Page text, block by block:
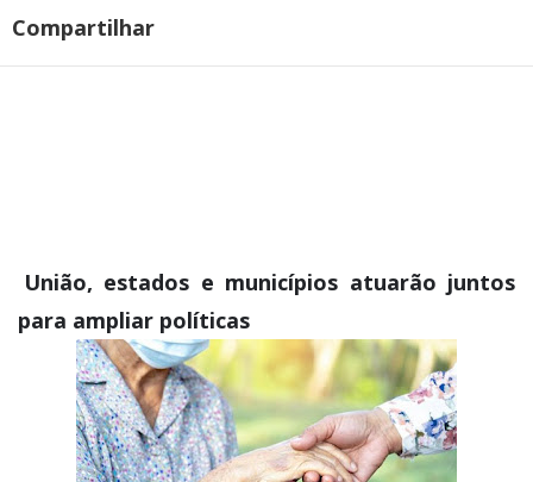
Compartilhar
União, estados e municípios atuarão juntos
para ampliar políticas